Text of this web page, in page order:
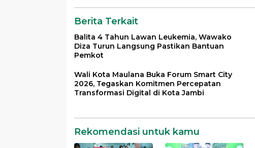
Masyarakat
Berita Terkait
Balita 4 Tahun Lawan Leukemia, Wawako
Diza Turun Langsung Pastikan Bantuan
Pemkot
Wali Kota Maulana Buka Forum Smart City
2026, Tegaskan Komitmen Percepatan
Transformasi Digital di Kota Jambi
Rekomendasi untuk kamu